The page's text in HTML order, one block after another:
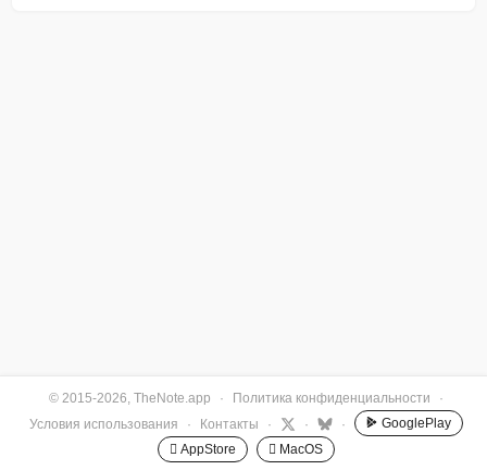
© 2015-2026, TheNote.app · Политика конфиденциальности
·
Условия использования
· Контакты · · ·
GooglePlay
 AppStore
 MacOS